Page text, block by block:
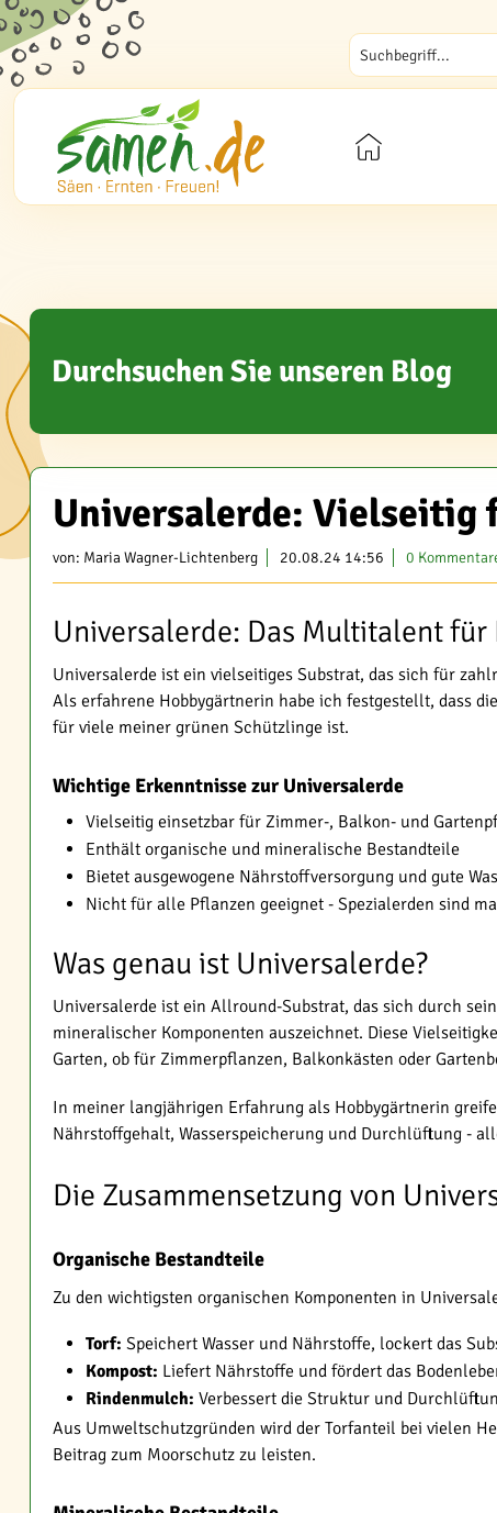
Durchsuchen Sie unseren Blog
Universalerde: Vielseitig
von: Maria Wagner-Lichtenberg 20.08.24 14:56 0
Universalerde: Das Multitalent für
Universalerde ist ein vielseitiges Substrat, das sich für
Als erfahrene Hobbygärtnerin habe ich festgestellt, dass
für viele meiner grünen Schützlinge ist.
Wichtige Erkenntnisse zur Universalerde
Vielseitig einsetzbar für Zimmer-, Balkon- und
Enthält organische und mineralische Bestandteile
Bietet ausgewogene Nährstoffversorgung und gute
Nicht für alle Pflanzen geeignet - Spezialerden sind
Was genau ist Universalerde?
Universalerde ist ein Allround-Substrat, das sich durch
mineralischer Komponenten auszeichnet. Diese
Garten, ob für Zimmerpflanzen, Balkonkästen oder
In meiner langjährigen Erfahrung als Hobbygärtnerin
Nährstoffgehalt, Wasserspeicherung und Durchlüftung -
Die Zusammensetzung von
Organische Bestandteile
Zu den wichtigsten organischen Komponenten in
Torf: Speichert Wasser und Nährstoffe, lockert das
Kompost: Liefert Nährstoffe und fördert das
Rindenmulch: Verbessert die Struktur und
Aus Umweltschutzgründen wird der Torfanteil bei vielen
Beitrag zum Moorschutz zu leisten.